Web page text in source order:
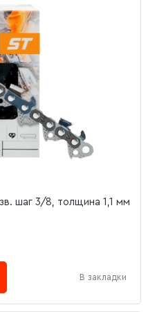
шаг 3/8, толщина 1,1 мм
В закладки